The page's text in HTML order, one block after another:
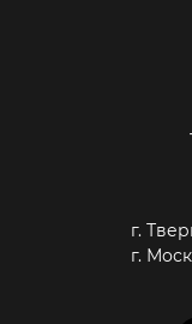
г.
г.